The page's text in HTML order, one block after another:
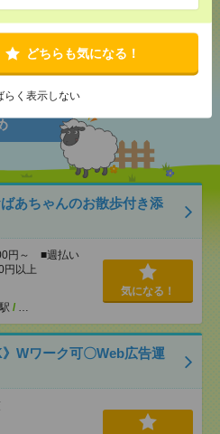
どちらも気になる！
らく表示しない
からの
あちゃんのお散歩付き添
円～ ■週払い
以上
/ …
気になる！
Wワーク可〇Web広告運